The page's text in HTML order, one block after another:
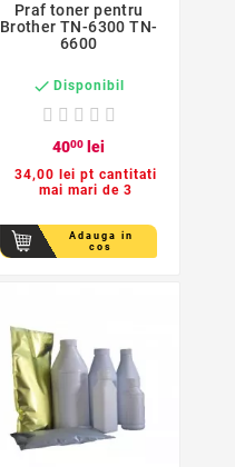
Praf toner pentru
Brother TN-6300 TN-
6600
 Disponibil
4000 lei
34,00 lei pt cantitati
mai mari de 3
Adauga in
cos